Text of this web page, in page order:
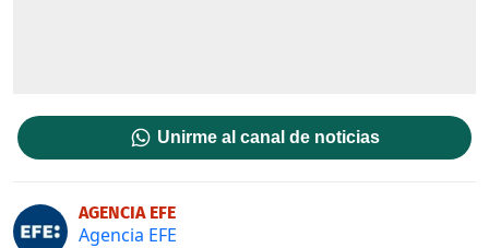
Unirme al canal de noticias
AGENCIA EFE
Agencia EFE